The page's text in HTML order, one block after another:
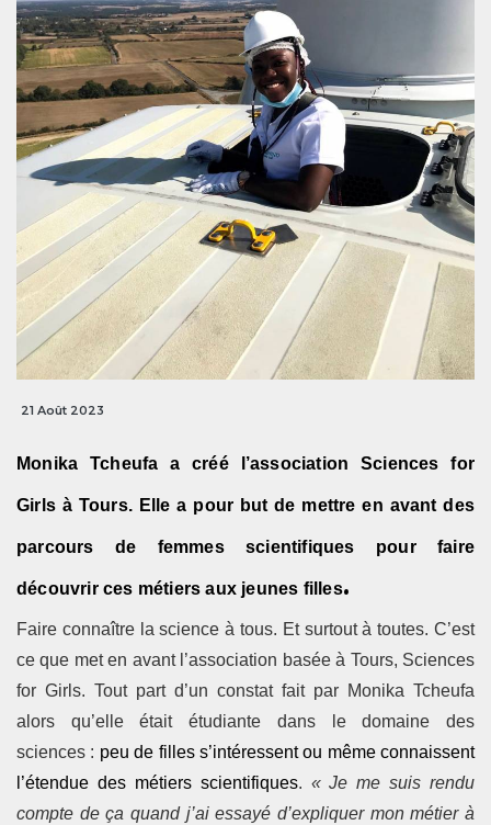
21 Août 2023
Monika Tcheufa a créé l’association Sciences for
Girls à Tours. Elle a pour but de mettre en avant des
parcours de femmes scientifiques pour faire
découvrir ces métiers aux jeunes filles.
Faire connaître la science à tous. Et surtout à toutes. C’est
ce que met en avant l’association basée à Tours, Sciences
for Girls. Tout part d’un constat fait par Monika Tcheufa
alors qu’elle était étudiante dans le domaine des
sciences : peu de filles s’intéressent ou même connaissent
l’étendue des métiers scientifiques. « Je me suis rendu
compte de ça quand j’ai essayé d’expliquer mon métier à